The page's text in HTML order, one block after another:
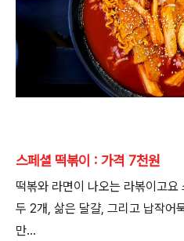
스페셜 떡볶이 : 가격 7천원
떡볶와 라면이 나오는 라볶이고
두 2개, 삶은 달걀, 그리고 납작어
만...